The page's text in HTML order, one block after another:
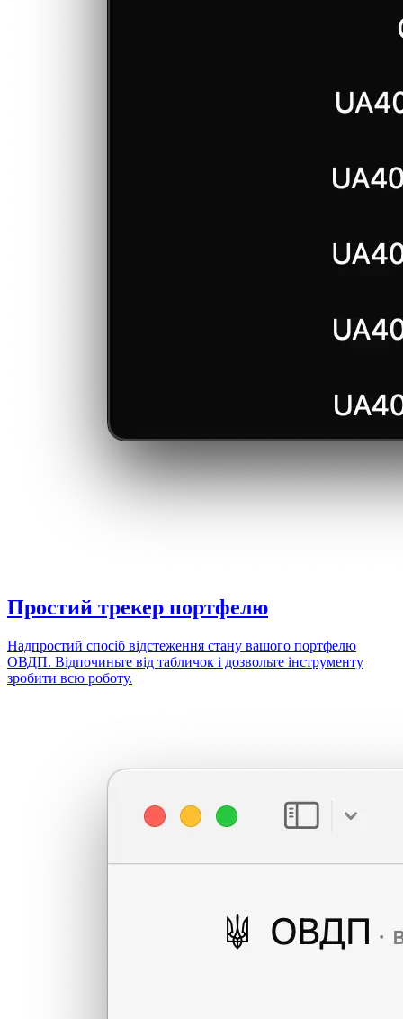
Простий трекер портфелю
Надпростий спосіб відстеження стану вашого портфелю
ОВДП. Відпочиньте від табличок і дозвольте інструменту
зробити всю роботу.